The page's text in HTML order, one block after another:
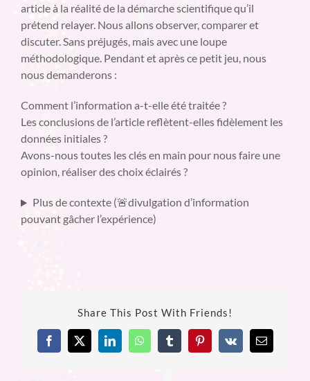
article à la réalité de la démarche scientifique qu’il
prétend relayer. Nous allons observer, comparer et
discuter. Sans préjugés, mais avec une loupe
méthodologique. Pendant et après ce petit jeu, nous
nous demanderons :
Comment l’information a-t-elle été traitée ?
Les conclusions de l’article reflètent-elles fidèlement les
données initiales ?
Avons-nous toutes les clés en main pour nous faire une
opinion, réaliser des choix éclairés ?
Plus de contexte (🚨divulgation d’information
pouvant gâcher l’expérience)
Share This Post With Friends!
Facebook
X LinkedInWhatsAppTumblrPinterest
Vk Email